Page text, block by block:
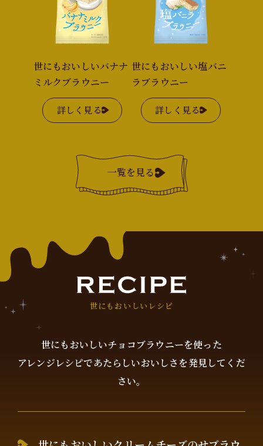
世にもおいしいバナナ
ミルクブラウニー
詳しく見る
世にもおいしい塩バニ
ラブラウニー
詳しく見る
一覧を見る
世にもおいしいレシピ
世にもおいしいチョコブラウニーを使った
アレンジレシピであたらしいおいしさを発見してくだ
さい。